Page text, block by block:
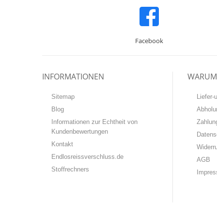
Facebook
INFORMATIONEN
Sitemap
Blog
Informationen zur Echtheit von
Kundenbewertungen
Kontakt
Endlosreissverschluss.de
Stoffrechners
Liefer-
AGB